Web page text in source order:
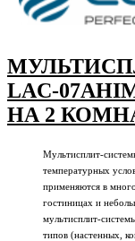
LAC-
НА 2
Мультисплит-
температурных
применяются в
гостиницах и
мультисплит-
типов (настенных,